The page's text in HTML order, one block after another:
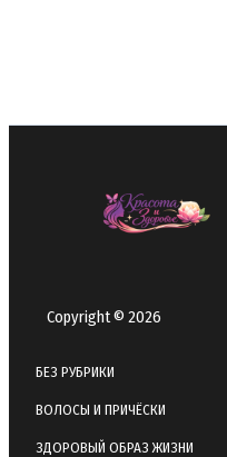
Copyright © 2026
БЕЗ РУБРИКИ
ВОЛОСЫ И ПРИЧЁСКИ
ЗДОРОВЫЙ ОБРАЗ ЖИЗНИ